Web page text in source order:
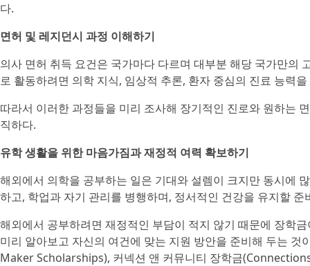
다.
면허 및 레지던시 과정 이해하기
의사 면허 취득 요건은 국가마다 다르며 대부분 해당 국가만의
로 활동하려면 의학 지식, 임상적 추론, 환자 중심의 진료 능력
따라서 이러한 과정들을 미리 조사해 장기적인 진로와 원하는
직하다.
유학 생활을 위한 마음가짐과 재정적 여력 확보하기
해외에서 의학을 공부하는 일은 기대와 설렘이 크지만 동시에
하고, 학업과 자기 관리를 병행하며, 정서적인 건강을 유지할 준
해외에서 공부하려면 재정적인 부담이 적지 않기 때문에 장학
미리 알아보고 자신의 여건에 맞는 지원 방안을 준비해 두는
Maker Scholarships), 커넥션 앤 커뮤니티 장학금